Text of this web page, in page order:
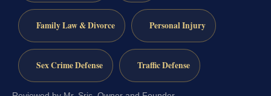
Family Law & Divorce Personal Injury
Sex Crime Defense Traffic Defense